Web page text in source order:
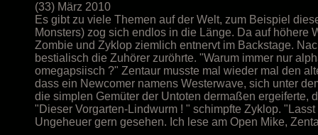
(33) März 2010
Es gibt zu viele Themen auf der Welt, zum Beispiel
Monsters) zog sich endlos in die Länge. Da auf
Zombie und Zyklop ziemlich entnervt im Backstage.
bestialisch die Zuhörer zuröhrte. "Warum immer nur
omegapsiisch ?" Zentaur musste mal wieder mal den
dass ein Newcomer namens Westerwave, sich unter
die simplen Gemüter der Untoten dermaßen ergeiferte,
"Dieser Vorgarten-Lindwurm ! " schimpfte Zyklop.
Ungeheuer gern gesehen. Ich lese am Open Mike,